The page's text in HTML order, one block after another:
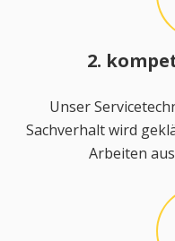
2.
Unser
Sachverhalt wird
Arbeiten